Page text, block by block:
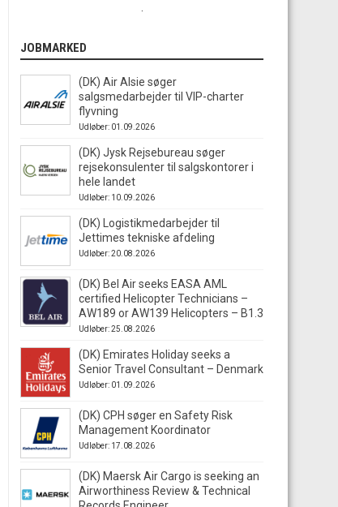
JOBMARKED
(DK) Air Alsie søger
salgsmedarbejder til VIP-charter
flyvning
Udløber: 01.09.2026
(DK) Jysk Rejsebureau søger
rejsekonsulenter til salgskontorer i
hele landet
Udløber: 10.09.2026
(DK) Logistikmedarbejder til
Jettimes tekniske afdeling
Udløber: 20.08.2026
(DK) Bel Air seeks EASA AML
certified Helicopter Technicians –
AW189 or AW139 Helicopters – B1.3
Udløber: 25.08.2026
(DK) Emirates Holiday seeks a
Senior Travel Consultant – Denmark
Udløber: 01.09.2026
(DK) CPH søger en Safety Risk
Management Koordinator
Udløber: 17.08.2026
(DK) Maersk Air Cargo is seeking an
Airworthiness Review & Technical